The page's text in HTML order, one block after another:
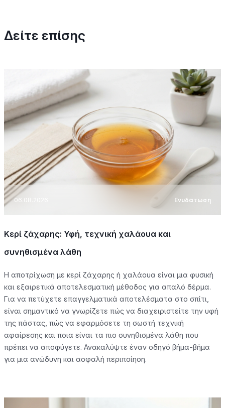
Δείτε επίσης
06.08.2026 Ενυδάτωση
Κερί ζάχαρης: Υφή, τεχνική χαλάουα και
συνηθισμένα λάθη
Η αποτρίχωση με κερί ζάχαρης ή χαλάουα είναι μια φυσική
και εξαιρετικά αποτελεσματική μέθοδος για απαλό δέρμα.
Για να πετύχετε επαγγελματικά αποτελέσματα στο σπίτι,
είναι σημαντικό να γνωρίζετε πώς να διαχειριστείτε την υφή
της πάστας, πώς να εφαρμόσετε τη σωστή τεχνική
αφαίρεσης και ποια είναι τα πιο συνηθισμένα λάθη που
πρέπει να αποφύγετε. Ανακαλύψτε έναν οδηγό βήμα-βήμα
για μια ανώδυνη και ασφαλή περιποίηση.